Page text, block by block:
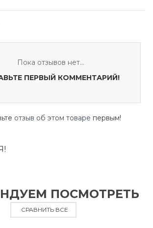
Пока отзывов нет...
ПЕРВЫЙ КОММЕНТАРИЙ!
отзыв об этом товаре первым!
ПОСМОТРЕТЬ
СРАВНИТЬ ВСЕ